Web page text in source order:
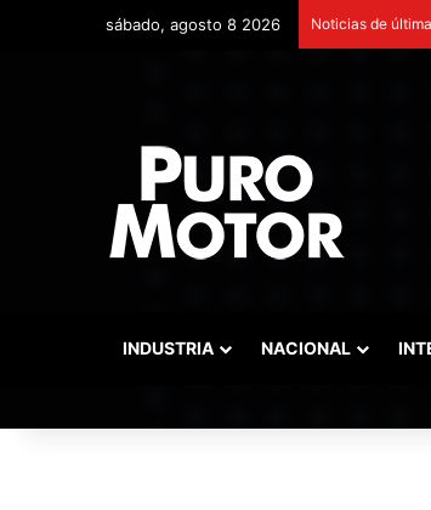
sábado, agosto 8 2026 Noticias de
INDUSTRIA NACIONAL